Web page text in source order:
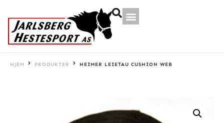
HJEM PRODUKTER HEIMER LEIETAU CUSHION WEB